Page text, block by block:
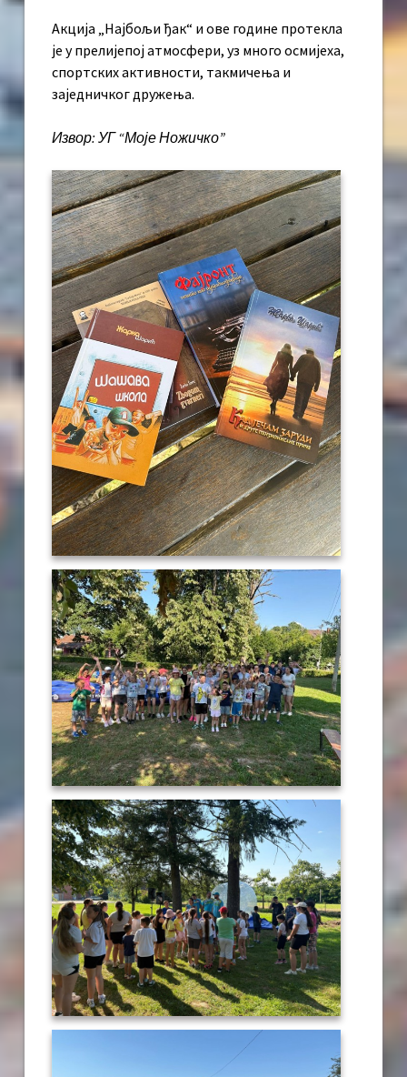
Акција „Најбољи ђак“ и ове године протекла
је у прелијепој атмосфери, уз много осмијеха,
спортских активности, такмичења и
заједничког дружења.
Извор: УГ “Моје Ножичко”